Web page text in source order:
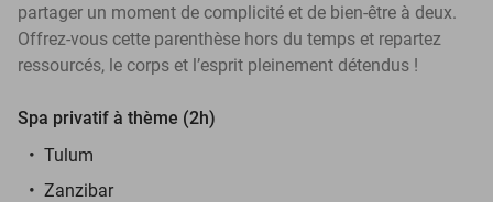
partager un moment de complicité et de bien-être à deux.
Offrez-vous cette parenthèse hors du temps et repartez
ressourcés, le corps et l’esprit pleinement détendus !
Spa privatif à thème (2h)
Tulum
Zanzibar